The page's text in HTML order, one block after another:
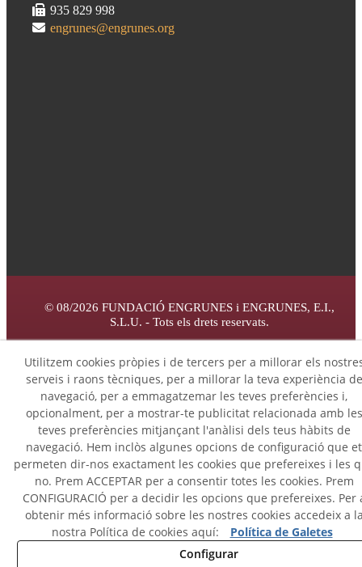
935 829 998
engrunes@engrunes.org
© 08/2026 FUNDACIÓ ENGRUNES i ENGRUNES, E.I.,
S.L.U. - Tots els drets reservats.
Canal ètic de denúncies
Política Cookies
Política de Privacitat
Utilitzem cookies pròpies i de tercers per a millorar els
serveis i raons tècniques, per a millorar la teva experiència de
navegació, per a emmagatzemar les teves preferències i,
opcionalment, per a mostrar-te publicitat relacionada amb les
teves preferències mitjançant l'anàlisi dels teus hàbits de
navegació. Hem inclòs algunes opcions de configuració que et
permeten dir-nos exactament les cookies que prefereixes i les
no. Prem ACCEPTAR per a consentir totes les cookies. Prem
CONFIGURACIÓ per a decidir les opcions que prefereixes. Per
obtenir més informació sobre les nostres cookies accedeix a
nostra Política de cookies aquí:
Política de Galetes
Configurar